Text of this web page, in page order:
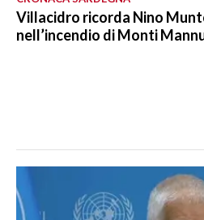
Villacidro ricorda Nino
nell’incendio di Monti